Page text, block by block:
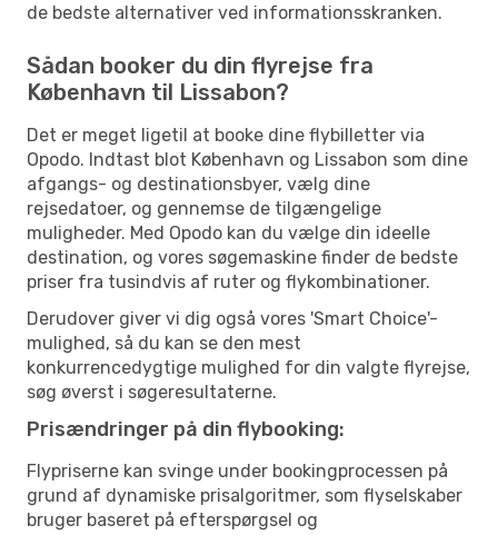
de bedste alternativer ved informationsskranken.
Sådan booker du din flyrejse fra
København til Lissabon?
Det er meget ligetil at booke dine flybilletter via
Opodo. Indtast blot København og Lissabon som dine
afgangs- og destinationsbyer, vælg dine
rejsedatoer, og gennemse de tilgængelige
muligheder. Med Opodo kan du vælge din ideelle
destination, og vores søgemaskine finder de bedste
priser fra tusindvis af ruter og flykombinationer.
Derudover giver vi dig også vores 'Smart Choice'-
mulighed, så du kan se den mest
konkurrencedygtige mulighed for din valgte flyrejse,
søg øverst i søgeresultaterne.
Prisændringer på din flybooking:
Flypriserne kan svinge under bookingprocessen på
grund af dynamiske prisalgoritmer, som flyselskaber
bruger baseret på efterspørgsel og